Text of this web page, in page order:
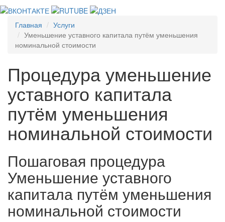
Главная
Услуги
Уменьшение уставного капитала путём уменьшения
номинальной стоимости
Процедура уменьшение
уставного капитала
путём уменьшения
номинальной стоимости
Пошаговая процедура
Уменьшение уставного
капитала путём уменьшения
номинальной стоимости